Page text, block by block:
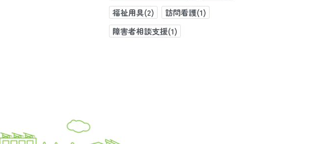
福祉用具(2)
訪問看護(1)
障害者相談支援(1)